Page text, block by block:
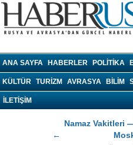
ANA SAYFA HABERLER POLITIKA
KÜLTÜR TURIZM AVRASYA BILIM
İLETİŞİM
Namaz Vakitleri
←